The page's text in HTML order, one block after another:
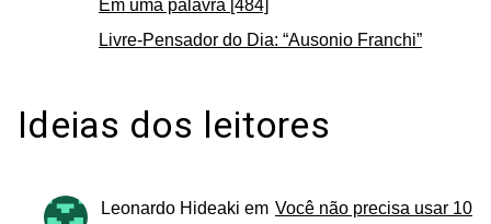
Em uma palavra [484]
Livre-Pensador do Dia: “Ausonio Franchi”
Ideias dos leitores
Leonardo Hideaki em Você não precisa usar 10